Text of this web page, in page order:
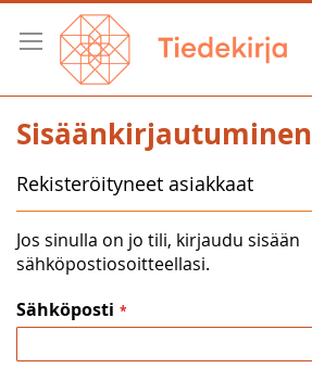
Skip
Content
Sisäänkirjautuminen
Rekisteröityneet asiakkaat
Jos sinulla on jo tili, kirjaudu sisään
sähköpostiosoitteellasi.
Sähköposti